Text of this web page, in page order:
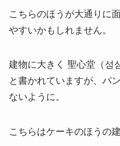
こちらのほうが大通りに
やすいかもしれません。
建物に大きく 聖心堂（성
と書かれていますが、パ
ないように。
こちらはケーキのほうの建